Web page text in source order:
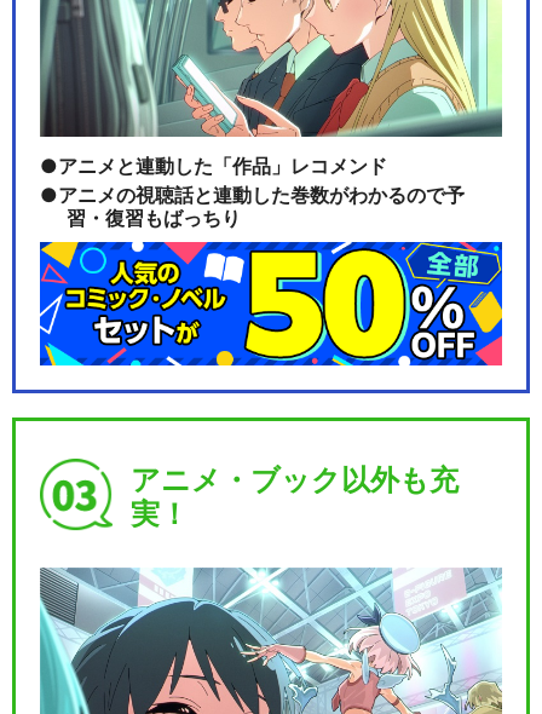
アニメと連動した「作品」レコメンド
アニメの視聴話と連動した巻数がわかるので予
習・復習もばっちり
アニメ・ブック以外も充
実！